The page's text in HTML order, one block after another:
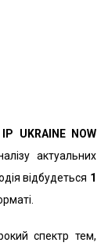
IP UKRAINE NOW
актуальних
відбудеться 1
спектр тем,